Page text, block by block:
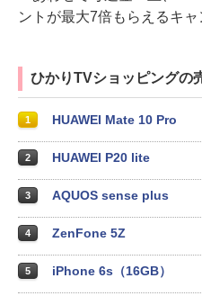
ントが最大7倍もらえるキャ
ひかりTVショッピングの
1 HUAWEI Mate 10 Pro
2 HUAWEI P20 lite
3 AQUOS sense plus
4 ZenFone 5Z
5 iPhone 6s（16GB）